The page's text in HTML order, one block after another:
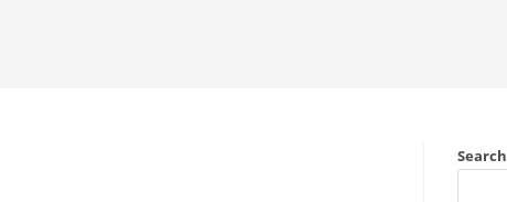
Search